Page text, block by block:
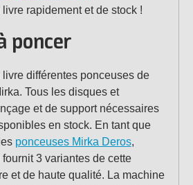
rapidement et de stock !
poncer
différentes ponceuses de
Tous les disques et
et de support nécessaires
en stock. En tant que
ponceuses Mirka Deros,
3 variantes de cette
et de haute qualité. La machine